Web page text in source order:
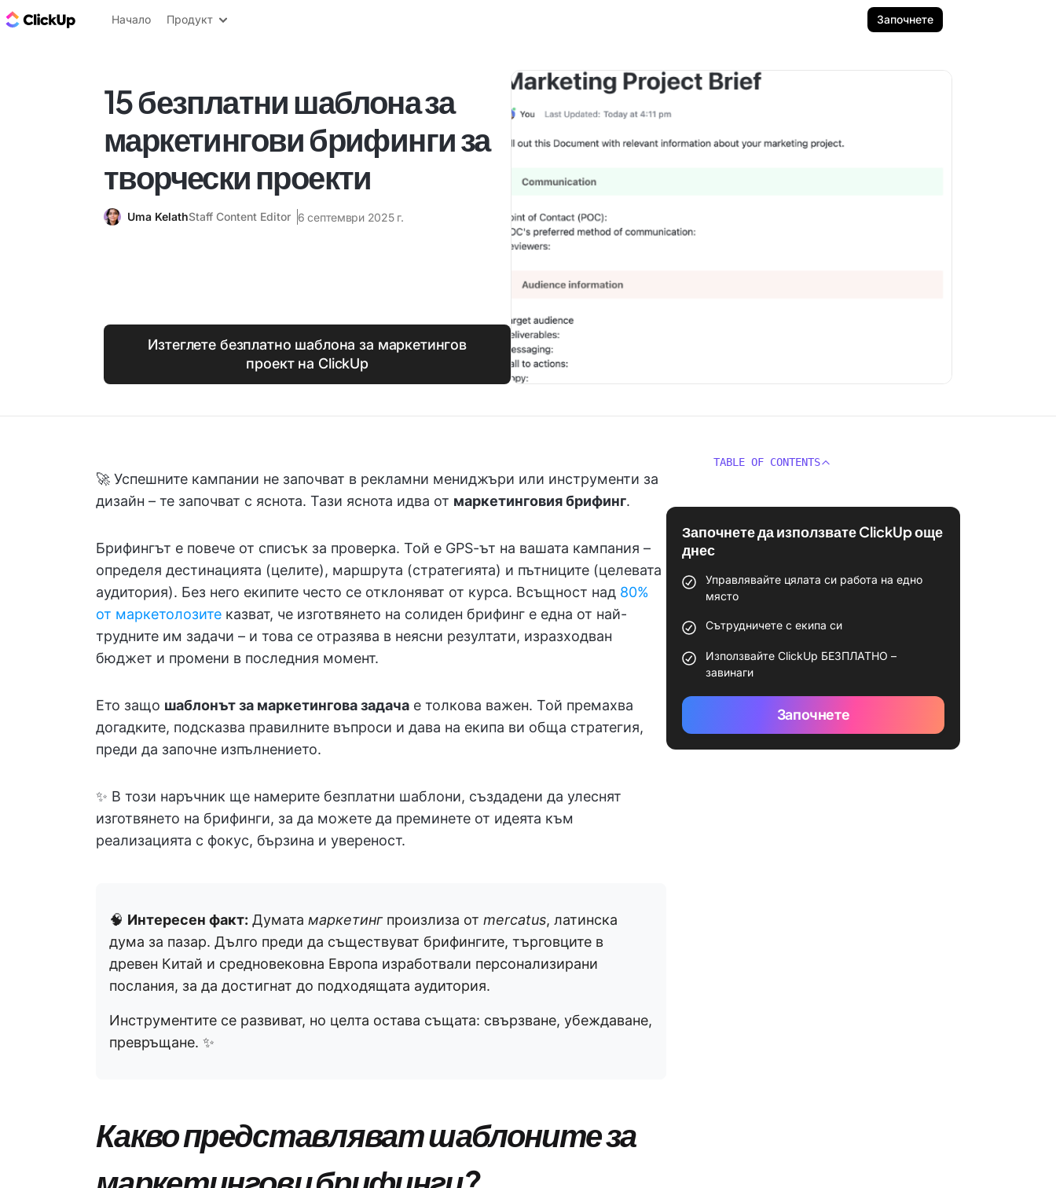
ClickUp блог
Начало Продукт Започнете
15 безплатни шаблона за
маркетингови брифинги за
творчески проекти
Uma KelathStaff Content Editor 6 септември 2025 г.
Изтеглете безплатно шаблона за маркетингов
проект на ClickUp
🚀 Успешните кампании не започват в рекламни мениджъри или инструменти за
дизайн – те започват с яснота. Тази яснота идва от маркетинговия брифинг.
Брифингът е повече от списък за проверка. Той е GPS-ът на вашата кампания –
определя дестинацията (целите), маршрута (стратегията) и пътниците (целевата
аудитория). Без него екипите често се отклоняват от курса. Всъщност над 80%
от маркетолозите казват, че изготвянето на солиден брифинг е една от най-
трудните им задачи – и това се отразява в неясни резултати, изразходван
бюджет и промени в последния момент.
Ето защо шаблонът за маркетингова задача е толкова важен. Той премахва
догадките, подсказва правилните въпроси и дава на екипа ви обща стратегия,
преди да започне изпълнението.
✨ В този наръчник ще намерите безплатни шаблони, създадени да улеснят
изготвянето на брифинги, за да можете да преминете от идеята към
реализацията с фокус, бързина и увереност.
🧠 Интересен факт: Думата маркетингпроизлиза от mercatus, латинска
дума за пазар. Дълго преди да съществуват брифингите, търговците в
древен Китай и средновековна Европа изработвали персонализирани
послания, за да достигнат до подходящата аудитория.
Инструментите се развиват, но целта остава същата: свързване, убеждаване,
превръщане. ✨
Какво представляват шаблоните за
TABLE OF CONTENTS
Започнете да използвате ClickUp още
днес
Управлявайте цялата си работа на едно
място
Сътрудничете с екипа си
Използвайте ClickUp БЕЗПЛАТНО –
завинаги
Започнете